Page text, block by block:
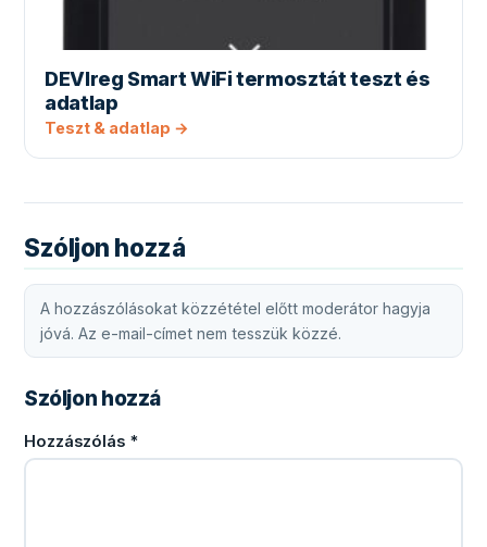
DEVIreg Smart WiFi termosztát teszt és
adatlap
Teszt & adatlap →
Szóljon hozzá
A hozzászólásokat közzététel előtt moderátor hagyja
jóvá. Az e-mail-címet nem tesszük közzé.
Szóljon hozzá
Hozzászólás *